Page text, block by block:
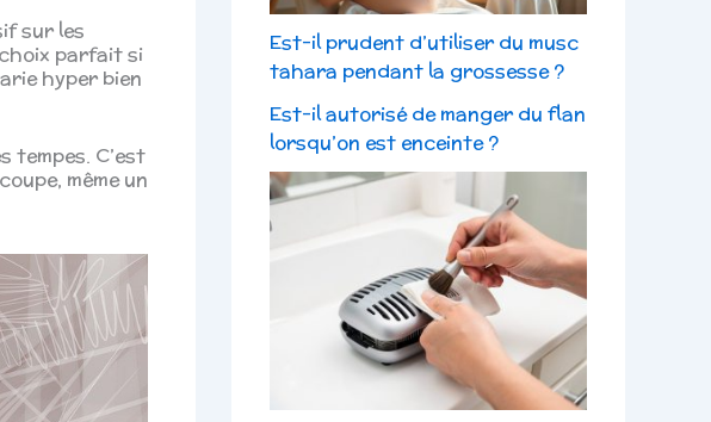
sur les
parfait si
hyper bien
tempes. C’est
même un
Est-il prudent d’utiliser du musc
tahara pendant la grossesse ?
Est-il autorisé de manger du flan
lorsqu’on est enceinte ?